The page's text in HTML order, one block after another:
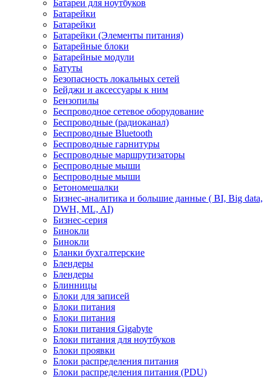
Батареи для ноутбуков
Батарейки
Батарейки
Батарейки (Элементы питания)
Батарейные блоки
Батарейные модули
Батуты
Безопасность локальных сетей
Бейджи и аксесcуары к ним
Бензопилы
Беспроводное сетевое оборудование
Беспроводные (радиоканал)
Беспроводные Bluetooth
Беспроводные гарнитуры
Беспроводные маршрутизаторы
Беспроводные мыши
Беспроводные мыши
Бетономешалки
Бизнес-аналитика и большие данные ( BI, Big data,
DWH, ML, AI)
Бизнес-серия
Бинокли
Бинокли
Бланки бухгалтерские
Блендеры
Блендеры
Блинницы
Блоки для записей
Блоки питания
Блоки питания
Блоки питания Gigabyte
Блоки питания для ноутбуков
Блоки проявки
Блоки распределения питания
Блоки распределения питания (PDU)